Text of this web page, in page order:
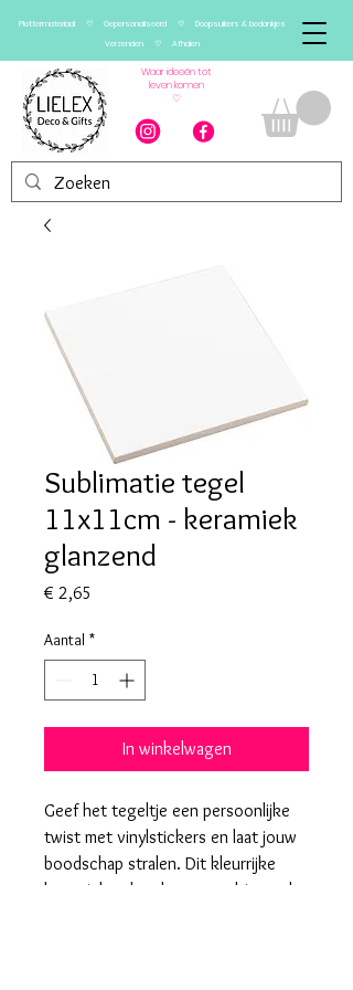
Plottermateriaal ♡ Gepersonaliseerd ♡ Doopsuikers & bedankjes
Verzenden ♡ Afhalen
Waar ideeën tot
leven komen
♡
Sublimatie tegel
11x11cm - keramiek
glanzend
€ 2,65
Aantal *
In winkelwagen
Geef het tegeltje een persoonlijke
twist met vinylstickers en laat jouw
boodschap stralen. Dit kleurrijke
keramieken handvormtegeltje maakt